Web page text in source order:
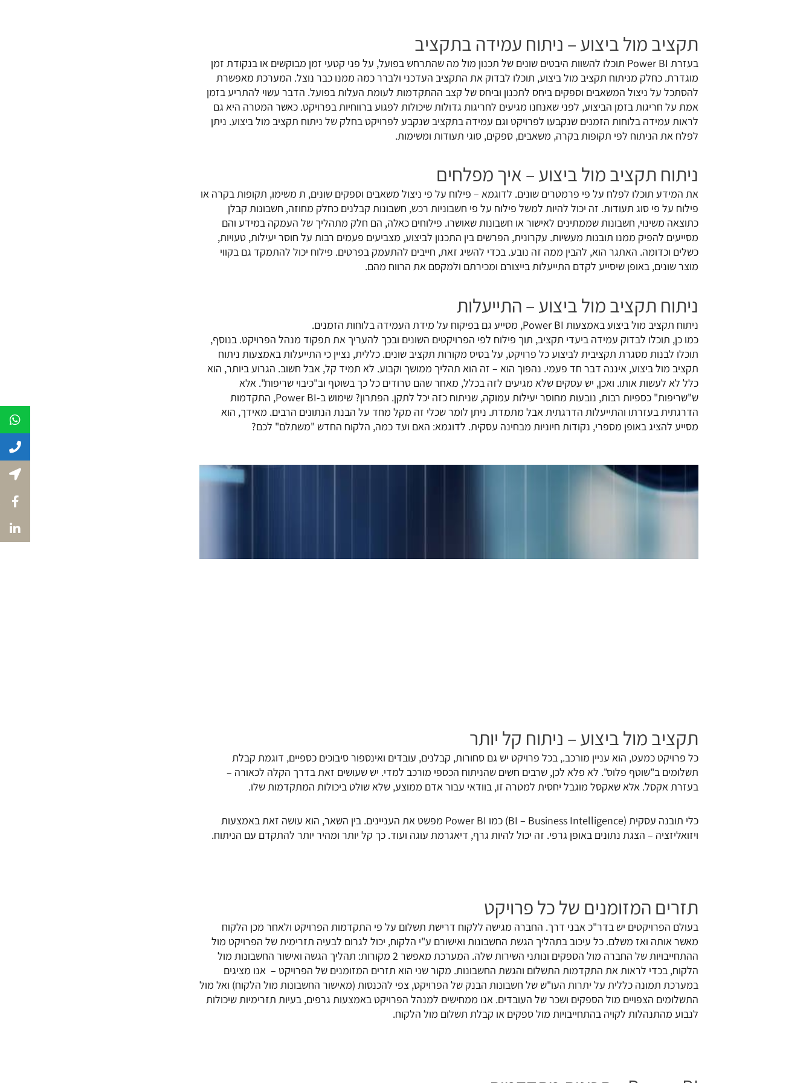
תקציב מול ביצוע – ניתוח עמידה בתקציב
בעזרת Power BI תוכלו להשוות היבטים שונים של תכנון מול מה שהתרחש בפועל, על פני קטעי זמן מבוקשים או בנקודת זמן
מוגדרת. כחלק מניתוח תקציב מול ביצוע, תוכלו לבדוק את התקציב העדכני ולברר כמה ממנו כבר נוצל. המערכת מאפשרת
להסתכל על ניצול המשאבים וספקים ביחס לתכנון וביחס של קצב ההתקדמות לעומת העלות בפועל. הדבר עשוי להתריע בזמן
אמת על חריגות בזמן הביצוע, לפני שאנחנו מגיעים לחריגות גדולות שיכולות לפגוע ברווחיות בפרויקט. כאשר המטרה היא גם
לראות עמידה בלוחות הזמנים שנקבעו לפרויקט וגם עמידה בתקציב שנקבע לפרויקט בחלק של ניתוח תקציב מול ביצוע. ניתן
לפלח את הניתוח לפי תקופות בקרה, משאבים, ספקים, סוגי תעודות ומשימות.
ניתוח תקציב מול ביצוע – איך מפלחים
את המידע תוכלו לפלח על פי פרמטרים שונים. לדוגמא – פילוח על פי ניצול משאבים וספקים שונים, ת משימו, תקופות בקרה או
פילוח על פי סוג תעודות. זה יכול להיות למשל פילוח על פי חשבוניות רכש, חשבונות קבלנים כחלק מחוזה, חשבונות קבלן
כתוצאה משינוי, חשבונות שממתינים לאישור או חשבונות שאושרו. פילוחים כאלה, הם חלק מתהליך של העמקה במידע והם
מסייעים להפיק ממנו תובנות מעשיות. עקרונית, הפרשים בין התכנון לביצוע, מצביעים פעמים רבות על חוסר יעילות, טעויות,
כשלים וכדומה. האתגר הוא, להבין ממה זה נובע. בכדי להשיג זאת, חייבים להתעמק בפרטים. פילוח יכול להתמקד גם בקווי
מוצר שונים, באופן שיסייע לקדם התייעלות בייצורם ומכירתם ולמקסם את הרווח מהם.
ניתוח תקציב מול ביצוע – התייעלות
ניתוח תקציב מול ביצוע באמצעות Power BI, מסייע גם בפיקוח על מידת העמידה בלוחות הזמנים.
כמו כן, תוכלו לבדוק עמידה ביעדי תקציב, תוך פילוח לפי הפרויקטים השונים ובכך להעריך את תפקוד מנהל הפרויקט. בנוסף,
תוכלו לבנות מסגרת תקציבית לביצוע כל פרויקט, על בסיס מקורות תקציב שונים. כללית, נציין כי התייעלות באמצעות ניתוח
תקציב מול ביצוע, איננה דבר חד פעמי. נהפוך הוא – זה הוא תהליך ממושך וקבוע. לא תמיד קל, אבל חשוב. הגרוע ביותר, הוא
כלל לא לעשות אותו. ואכן, יש עסקים שלא מגיעים לזה בכלל, מאחר שהם טרודים כל כך בשוטף וב"כיבוי שריפות". אלא
ש"שריפות" כספיות רבות, נובעות מחוסר יעילות עמוקה, שניתוח כזה יכל לתקן. הפתרון? שימוש ב-Power BI, התקדמות
הדרגתית בעזרתו והתייעלות הדרגתית אבל מתמדת. ניתן לומר שכלי זה מקל מחד על הבנת הנתונים הרבים. מאידך, הוא
מסייע להציג באופן מספרי, נקודות חיוניות מבחינה עסקית. לדוגמא: האם ועד כמה, הלקוח החדש "משתלם" לכם?
תקציב מול ביצוע – ניתוח קל יותר
כל פרויקט כמעט, הוא עניין מורכב., בכל פרויקט יש גם סחורות, קבלנים, עובדים ואינספור סיבוכים כספיים, דוגמת קבלת
תשלומים ב"שוטף פלוס". לא פלא לכן, שרבים חשים שהניתוח הכספי מורכב למדי. יש שעושים זאת בדרך הקלה לכאורה –
בעזרת אקסל. אלא שאקסל מוגבל יחסית למטרה זו, בוודאי עבור אדם ממוצע, שלא שולט ביכולות המתקדמות שלו.
כלי תובנה עסקית (BI – Business Intelligence) כמו Power BI מפשט את העניינים. בין השאר, הוא עושה זאת באמצעות
ויזואליזציה – הצגת נתונים באופן גרפי. זה יכול להיות גרף, דיאגרמת עוגה ועוד. כך קל יותר ומהיר יותר להתקדם עם הניתוח.
תזרים המזומנים של כל פרויקט
בעולם הפרויקטים יש בדר"כ אבני דרך. החברה מגישה ללקוח דרישת תשלום על פי התקדמות הפרויקט ולאחר מכן הלקוח
מאשר אותה ואז משלם. כל עיכוב בתהליך הגשת החשבונות ואישורם ע"י הלקוח, יכול לגרום לבעיה תזרימית של הפרויקט מול
ההתחייבויות של החברה מול הספקים ונותני השירות שלה. המערכת מאפשר 2 מקורות: תהליך הגשה ואישור החשבונות מול
הלקוח, בכדי לראות את התקדמות התשלום והגשת החשבונות. מקור שני הוא תזרים המזומנים של הפרויקט – אנו מציגים
במערכת תמונה כללית על יתרות העו"ש של חשבונות הבנק של הפרויקט, צפי להכנסות (מאישור החשבונות מול הלקוח) ואל מול
התשלומים הצפויים מול הספקים ושכר של העובדים. אנו ממחישים למנהל הפרויקט באמצעות גרפים, בעיות תזרימיות שיכולות
לנבוע מהתנהלות לקויה בהתחייבויות מול ספקים או קבלת תשלום מול הלקוח.